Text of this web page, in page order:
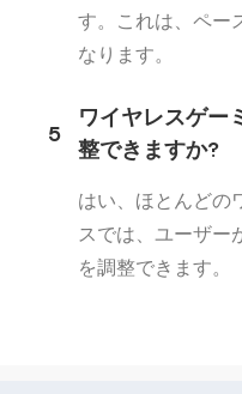
す。これは、ペー
なります。
5
ワイヤレスゲー
整できますか?
はい、ほとんどの
スでは、ユーザー
を調整できます。